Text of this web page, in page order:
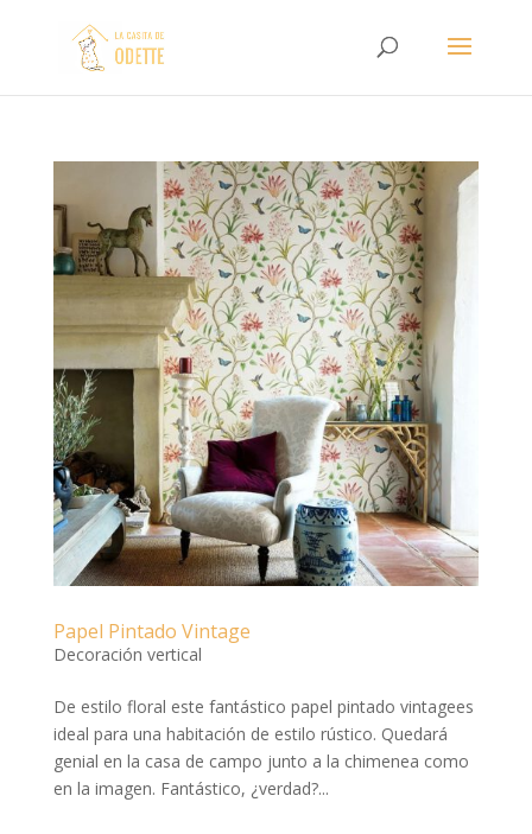
Papel Pintado Vintage
Decoración vertical
De estilo floral este fantástico papel pintado vintagees
ideal para una habitación de estilo rústico. Quedará
genial en la casa de campo junto a la chimenea como
en la imagen. Fantástico, ¿verdad?...